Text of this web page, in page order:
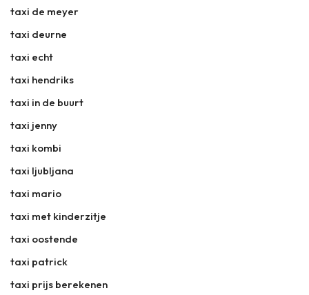
taxi de meyer
taxi deurne
taxi echt
taxi hendriks
taxi in de buurt
taxi jenny
taxi kombi
taxi ljubljana
taxi mario
taxi met kinderzitje
taxi oostende
taxi patrick
taxi prijs berekenen